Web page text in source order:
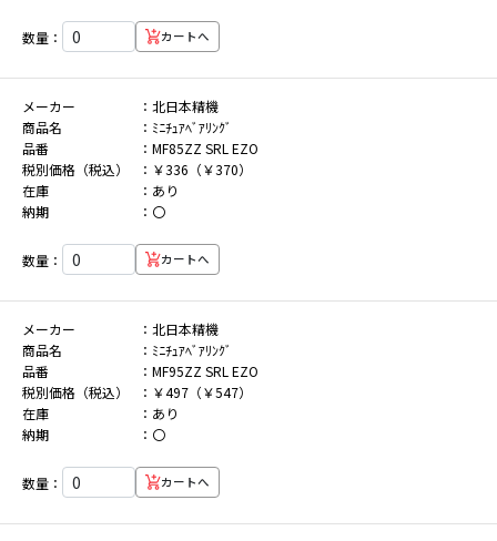
数量： カートへ
メーカー
北日本精機
商品名
ﾐﾆﾁｭｱﾍﾞｱﾘﾝｸﾞ
品番
MF85ZZ SRL EZO
税別価格（税込）
￥336（￥370）
在庫
あり
納期
〇
数量： カートへ
メーカー
北日本精機
商品名
ﾐﾆﾁｭｱﾍﾞｱﾘﾝｸﾞ
品番
MF95ZZ SRL EZO
税別価格（税込）
￥497（￥547）
在庫
あり
納期
〇
数量： カートへ